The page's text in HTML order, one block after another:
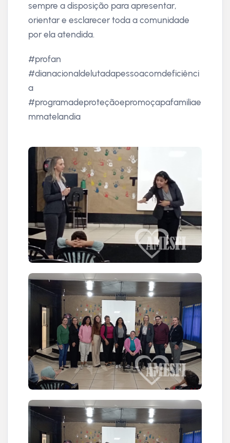
sempre a disposição para apresentar,
orientar e esclarecer toda a comunidade
por ela atendida.
#profan
#dianacionaldelutadapessoacomdeficiênci
a
#programadeproteçãoepromoçapafamiliae
mmatelandia